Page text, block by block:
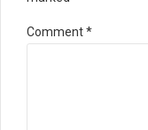
Comment*